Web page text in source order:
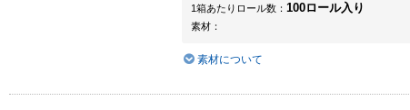
1箱あたりロール数： 100ロール入り
素材：
素材について